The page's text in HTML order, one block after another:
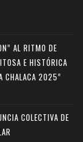
AL RITMO DE
E HISTÓRICA
CHALACA 2025”
COLECTIVA DE